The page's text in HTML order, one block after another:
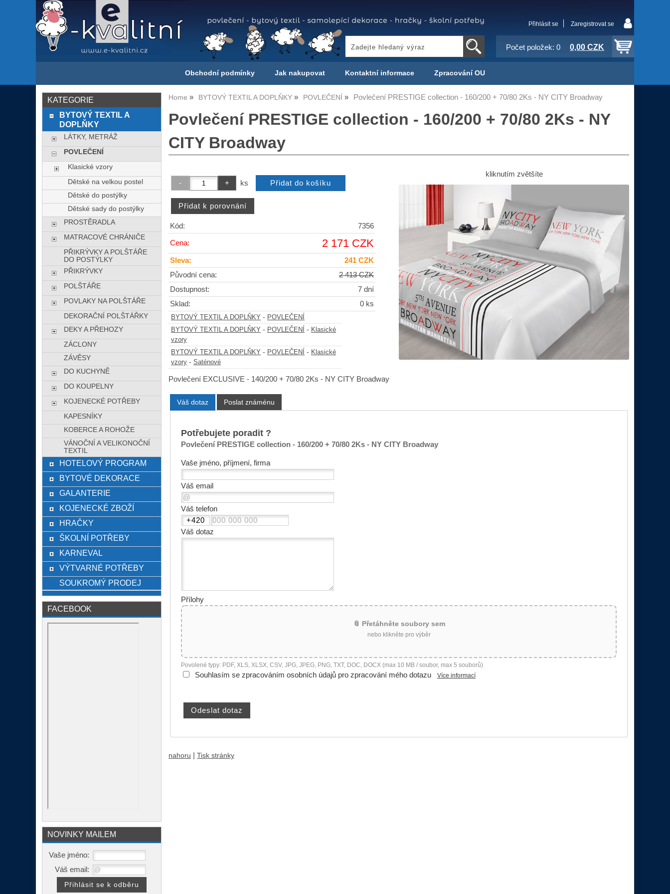
Přihlásit se Zaregistrovat se
Počet položek: 0 0,00 CZK
Obchodní podmínky Jak nakupovat Kontaktní informace Zpracování OU
Home BYTOVÝ TEXTIL A DOPLŇKY POVLEČENÍ Povlečení PRESTIGE collection - 160/200 + 70/80 2Ks - NY CITY Broadway
Povlečení PRESTIGE collection - 160/200 + 70/80 2Ks - NY
CITY Broadway
kliknutím zvětšíte
ks
Kód: 7356
Cena: 2 171 CZK
Sleva:
241 CZK
Původní cena:
2 413 CZK
Dostupnost:
7 dní
Sklad:
0 ks
BYTOVÝ TEXTIL A DOPLŇKY - POVLEČENÍ
BYTOVÝ TEXTIL A DOPLŇKY - POVLEČENÍ - Klasické
vzory
BYTOVÝ TEXTIL A DOPLŇKY - POVLEČENÍ - Klasické
vzory - Saténové
Povlečení EXCLUSIVE - 140/200 + 70/80 2Ks - NY CITY Broadway
Váš dotaz Poslat známénu
Potřebujete poradit ?
Povlečení PRESTIGE collection - 160/200 + 70/80 2Ks - NY CITY Broadway
Vaše jméno, příjmení, firma
Váš email
Váš telefon
Váš dotaz
Přílohy
📎 Přetáhněte soubory sem
nebo klikněte pro výběr
Povolené typy: PDF, XLS, XLSX, CSV, JPG, JPEG, PNG, TXT, DOC, DOCX (max 10 MB / soubor, max 5 souborů)
Souhlasím se zpracováním osobních údajů pro zpracování mého dotazu Více informací
nahoru Tisk stránky
KATEGORIE
BYTOVÝ TEXTIL A
DOPLŇKY
LÁTKY, METRÁŽ
POVLEČENÍ
Klasické vzory
Dětské na velkou postel
Dětské do postýlky
Dětské sady do postýlky
PROSTĚRADLA
MATRACOVÉ CHRÁNIČE
PŘIKRÝVKY A POLŠTÁŘE
DO POSTÝLKY
PŘIKRÝVKY
POLŠTÁŘE
POVLAKY NA POLŠTÁŘE
DEKORAČNÍ POLŠTÁŘKY
DEKY A PŘEHOZY
ZÁCLONY
ZÁVĚSY
DO KUCHYNĚ
DO KOUPELNY
KOJENECKÉ POTŘEBY
KAPESNÍKY
KOBERCE A ROHOŽE
VÁNOČNÍ A VELIKONOČNÍ
TEXTIL
HOTELOVÝ PROGRAM
BYTOVÉ DEKORACE
GALANTERIE
KOJENECKÉ ZBOŽÍ
HRAČKY
ŠKOLNÍ POTŘEBY
KARNEVAL
VÝTVARNÉ POTŘEBY
SOUKROMÝ PRODEJ
FACEBOOK
NOVINKY MAILEM
Vaše jméno:
Váš email: